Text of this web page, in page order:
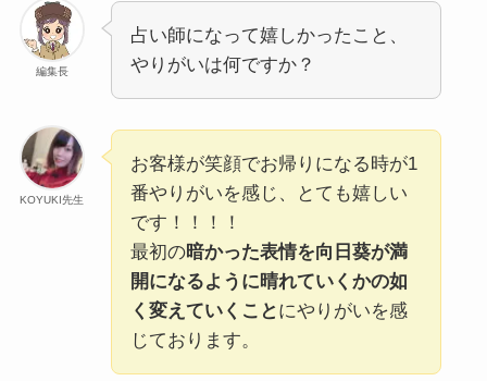
編集長
占い師になって嬉しかったこと、
やりがいは何ですか？
KOYUKI先生
お客様が笑顔でお帰りになる時が1
番やりがいを感じ、とても嬉しい
です！！！！
最初の暗かった表情を向日葵が満
開になるように晴れていくかの如
く変えていくこと にやりがいを感
じております。